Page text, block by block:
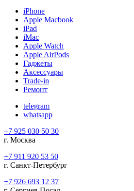
iPhone
Apple Macbook
iPad
iMac
Apple Watch
Apple AirPods
Гаджеты
Аксессуары
Trade-in
Ремонт
telegram
whatsapp
+7 925 030 50 30
г. Москва
+7 911 920 53 50
г. Санкт-Петербург
+7 926 693 12 37